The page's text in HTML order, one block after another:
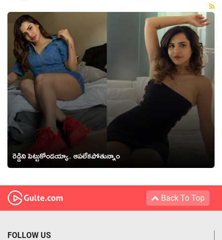
రెడ్డిని పెట్టుకోండయ్యా.. ఆపలేకపోతున్నాం
Back To Top
FOLLOW US